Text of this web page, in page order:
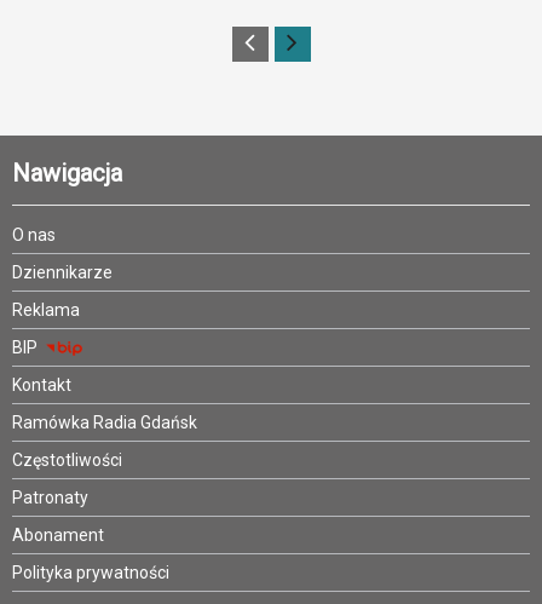
Nawigacja
O nas
Dziennikarze
Reklama
BIP
Kontakt
Ramówka Radia Gdańsk
Częstotliwości
Patronaty
Abonament
Polityka prywatności